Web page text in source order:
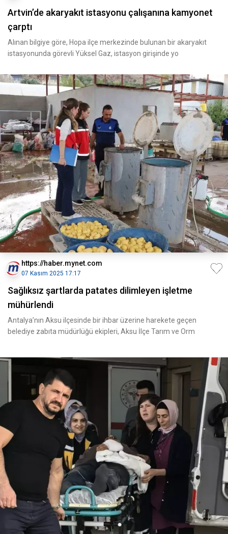
Artvin’de akaryakıt istasyonu çalışanına kamyonet
çarptı
Alınan bilgiye göre, Hopa ilçe merkezinde bulunan bir akaryakıt
istasyonunda görevli Yüksel Gaz, istasyon girişinde yo
https://haber.mynet.com
07 Kasım 2025 17:17
Sağlıksız şartlarda patates dilimleyen işletme
mühürlendi
Antalya’nın Aksu ilçesinde bir ihbar üzerine harekete geçen
belediye zabıta müdürlüğü ekipleri, Aksu İlçe Tarım ve Orm